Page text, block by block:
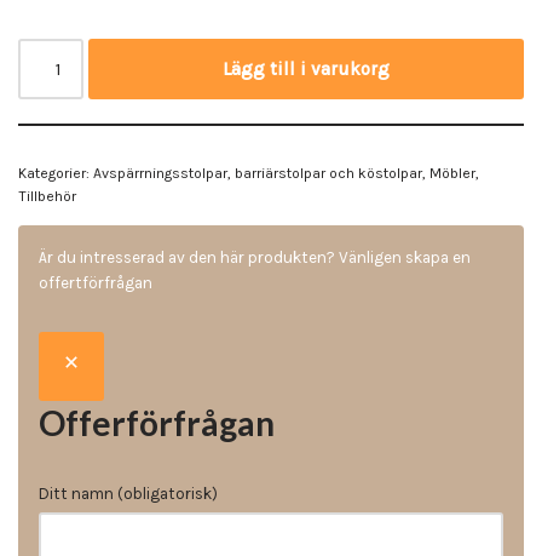
Lägg till i varukorg
Kategorier: Avspärrningsstolpar, barriärstolpar och köstolpar, Möbler,
Tillbehör
Är du intresserad av den här produkten? Vänligen skapa en
offertförfrågan
Offerförfrågan
Ditt namn (obligatorisk)